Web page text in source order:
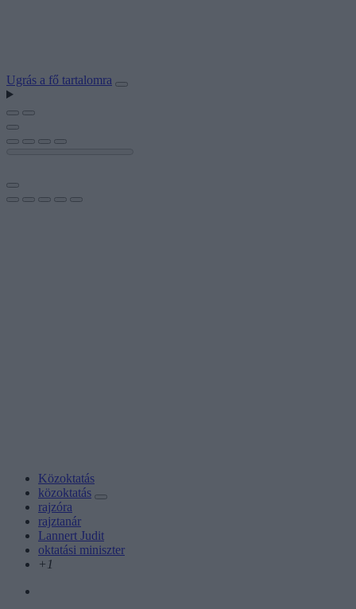
Ugrás a fő tartalomra
Közoktatás
közoktatás
rajzóra
rajztanár
Lannert Judit
oktatási miniszter
+1